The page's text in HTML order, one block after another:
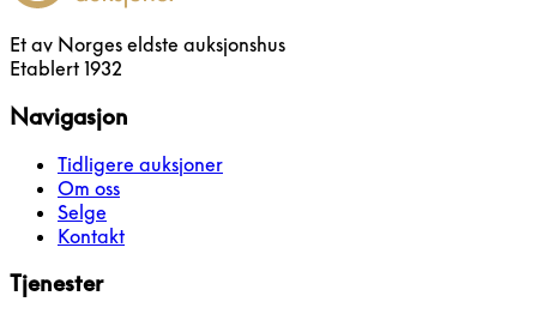
Et av Norges eldste auksjonshus
Etablert 1932
Navigasjon
Tidligere auksjoner
Om oss
Selge
Kontakt
Tjenester